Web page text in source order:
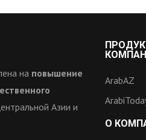
на повышение
Азии и
ArabAZ
О